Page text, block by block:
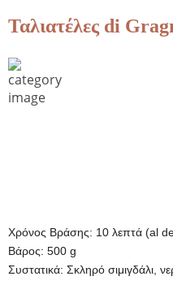
Ταλιατέλες di
Χρόνος Βράσης: 10 λεπτά (al
Βάρος: 500 g
Συστατικά: Σκληρό σιμιγδάλι,